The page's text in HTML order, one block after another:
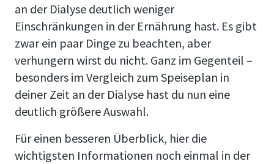
an der Dialyse deutlich weniger
Einschränkungen in der Ernährung hast. Es gibt
zwar ein paar Dinge zu beachten, aber
verhungern wirst du nicht. Ganz im Gegenteil –
besonders im Vergleich zum Speiseplan in
deiner Zeit an der Dialyse hast du nun eine
deutlich größere Auswahl.
Für einen besseren Überblick, hier die
wichtigsten Informationen noch einmal in der